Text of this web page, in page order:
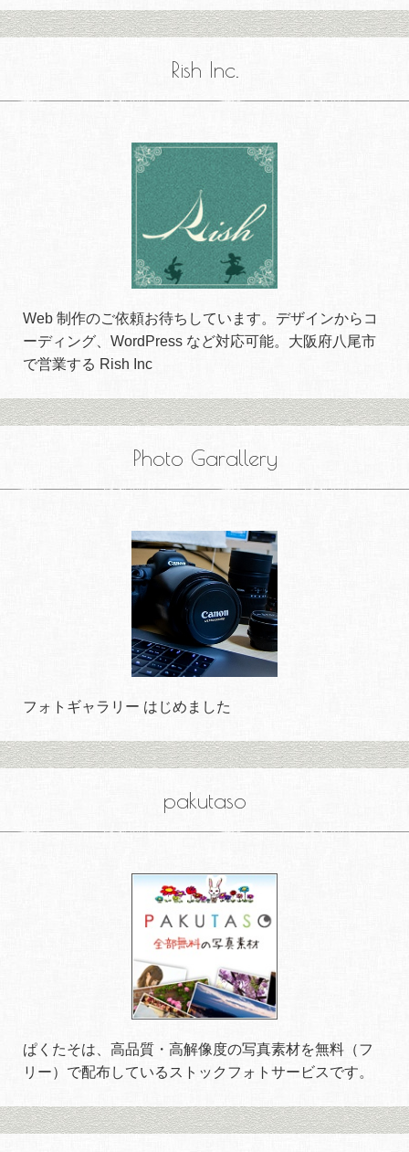
Rish Inc.
Web 制作のご依頼お待ちしています。デザインからコ
ーディング、WordPress など対応可能。大阪府八尾市
で営業する Rish Inc
Photo Garallery
フォトギャラリー はじめました
pakutaso
ぱくたそは、高品質・高解像度の写真素材を無料（フ
リー）で配布しているストックフォトサービスです。